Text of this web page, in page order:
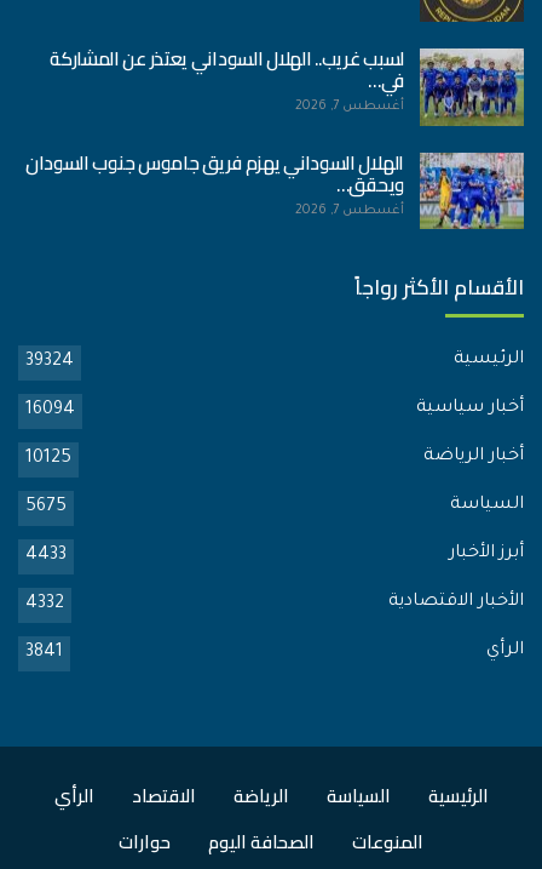
لسبب غريب.. الهلال السوداني يعتذر عن المشاركة
في…
أغسطس 7, 2026
الهلال السوداني يهزم فريق جاموس جنوب السودان
ويحقق…
أغسطس 7, 2026
الأقسام الأكثر رواجاً
الرئيسية 39324
أخبار سياسية 16094
أخبار الرياضة 10125
السياسة 5675
أبرز الأخبار 4433
الأخبار الاقتصادية 4332
الرأي 3841
الرئيسية السياسة الرياضة الاقتصاد
الرأي
المنوعات
الصحافة اليوم حوارات